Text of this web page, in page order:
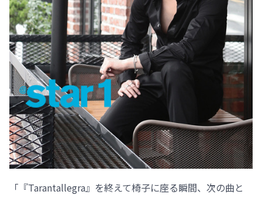
「『Tarantallegra』を終えて椅子に座る瞬間、次の曲と